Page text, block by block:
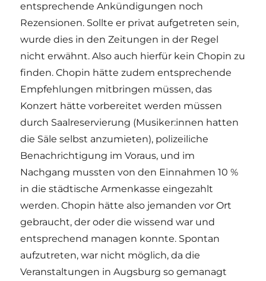
entsprechende Ankündigungen noch
Rezensionen. Sollte er privat aufgetreten sein,
wurde dies in den Zeitungen in der Regel
nicht erwähnt. Also auch hierfür kein Chopin zu
finden. Chopin hätte zudem entsprechende
Empfehlungen mitbringen müssen, das
Konzert hätte vorbereitet werden müssen
durch Saalreservierung (Musiker:innen hatten
die Säle selbst anzumieten), polizeiliche
Benachrichtigung im Voraus, und im
Nachgang mussten von den Einnahmen 10 %
in die städtische Armenkasse eingezahlt
werden. Chopin hätte also jemanden vor Ort
gebraucht, der oder die wissend war und
entsprechend managen konnte. Spontan
aufzutreten, war nicht möglich, da die
Veranstaltungen in Augsburg so gemanagt